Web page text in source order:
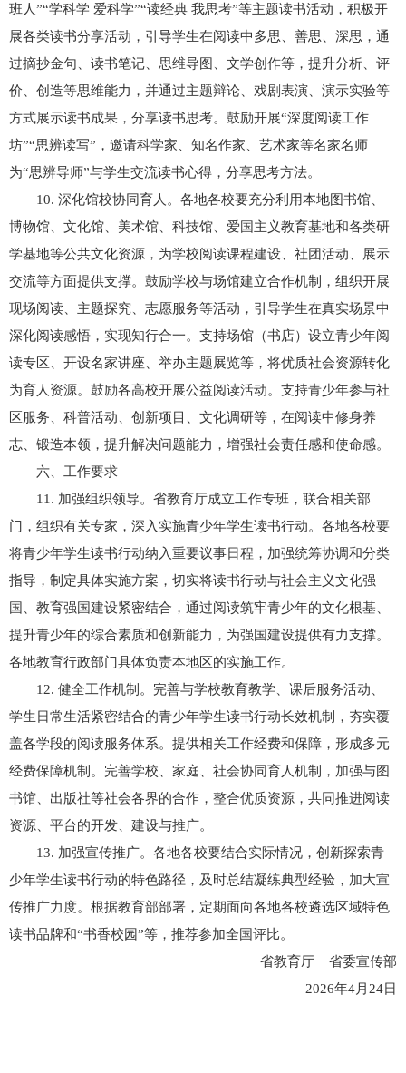
班人”“学科学 爱科学”“读经典 我思考”等主题读书活动，积极开
展各类读书分享活动，引导学生在阅读中多思、善思、深思，通
过摘抄金句、读书笔记、思维导图、文学创作等，提升分析、评
价、创造等思维能力，并通过主题辩论、戏剧表演、演示实验等
方式展示读书成果，分享读书思考。鼓励开展“深度阅读工作
坊”“思辨读写”，邀请科学家、知名作家、艺术家等名家名师
为“思辨导师”与学生交流读书心得，分享思考方法。
10. 深化馆校协同育人。各地各校要充分利用本地图书馆、
博物馆、文化馆、美术馆、科技馆、爱国主义教育基地和各类研
学基地等公共文化资源，为学校阅读课程建设、社团活动、展示
交流等方面提供支撑。鼓励学校与场馆建立合作机制，组织开展
现场阅读、主题探究、志愿服务等活动，引导学生在真实场景中
深化阅读感悟，实现知行合一。支持场馆（书店）设立青少年阅
读专区、开设名家讲座、举办主题展览等，将优质社会资源转化
为育人资源。鼓励各高校开展公益阅读活动。支持青少年参与社
区服务、科普活动、创新项目、文化调研等，在阅读中修身养
志、锻造本领，提升解决问题能力，增强社会责任感和使命感。
六、工作要求
11. 加强组织领导。省教育厅成立工作专班，联合相关部
门，组织有关专家，深入实施青少年学生读书行动。各地各校要
将青少年学生读书行动纳入重要议事日程，加强统筹协调和分类
指导，制定具体实施方案，切实将读书行动与社会主义文化强
国、教育强国建设紧密结合，通过阅读筑牢青少年的文化根基、
提升青少年的综合素质和创新能力，为强国建设提供有力支撑。
各地教育行政部门具体负责本地区的实施工作。
12. 健全工作机制。完善与学校教育教学、课后服务活动、
学生日常生活紧密结合的青少年学生读书行动长效机制，夯实覆
盖各学段的阅读服务体系。提供相关工作经费和保障，形成多元
经费保障机制。完善学校、家庭、社会协同育人机制，加强与图
书馆、出版社等社会各界的合作，整合优质资源，共同推进阅读
资源、平台的开发、建设与推广。
13. 加强宣传推广。各地各校要结合实际情况，创新探索青
少年学生读书行动的特色路径，及时总结凝练典型经验，加大宣
传推广力度。根据教育部部署，定期面向各地各校遴选区域特色
读书品牌和“书香校园”等，推荐参加全国评比。
省教育厅 省委宣传部
2026年4月24日